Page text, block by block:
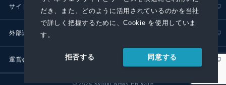
だき、また、どのように活用されているのかを当社
で詳しく把握するために、Cookie を使用していま
す。
拒否する 同意する
サイトポリシー プライバシーポリシー
外部送信ポリシー
運営会社
© 2024 Kyodo News PR Wire